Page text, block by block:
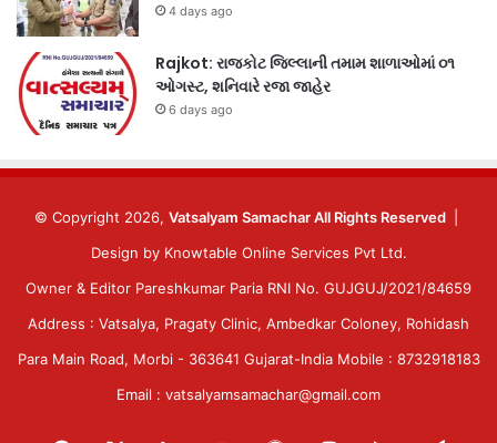
4 days ago
Rajkot: રાજકોટ જિલ્લાની તમામ શાળાઓમાં ૦૧
ઓગસ્ટ, શનિવારે રજા જાહેર
6 days ago
© Copyright 2026, Vatsalyam Samachar All Rights Reserved
Design by Knowtable Online Services Pvt Ltd.
Owner & Editor Pareshkumar Paria RNI No. GUJGUJ/2021/84659
Address : Vatsalya, Pragaty Clinic, Ambedkar Coloney, Rohidash
Para Main Road, Morbi - 363641 Gujarat-India Mobile : 8732918183
Email : vatsalyamsamachar@gmail.com